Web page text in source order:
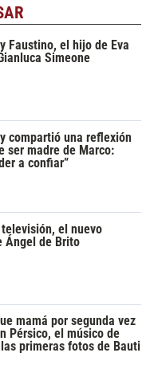
Faustino, el hijo de Eva
Simeone
compartió una reflexión
ser madre de Marco:
a confiar”
el nuevo
Ángel de Brito
mamá por segunda vez
Pérsico, el músico de
primeras fotos de Bauti